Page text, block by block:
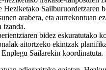
Heziketako Sailburuordetzaren
arabera, eta aurrekontuan
izanda.
bidez eskuratutako
aitortzeko ekintzak
Sailarekin koordinatuta.